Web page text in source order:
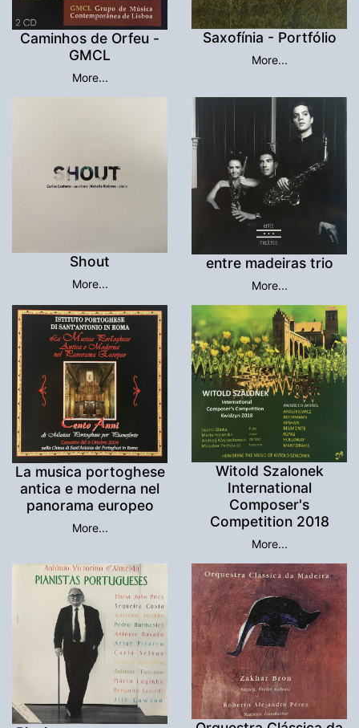
Caminhos de Orfeu -
GMCL
More...
Saxofínia - Portfólio
More...
Shout
More...
entre madeiras trio
More...
La musica portoghese
antica e moderna nel
panorama europeo
More...
Witold Szalonek
International
Composer's
Competition 2018
More...